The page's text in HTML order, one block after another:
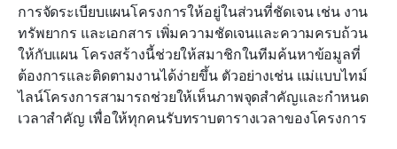
การจัดระเบียบแผนโครงการให้อยู่ในส่วนที่ชัดเจน เช่น งาน
ทรัพยากร และเอกสาร เพิ่มความชัดเจนและความครบถ้วน
ให้กับแผน โครงสร้างนี้ช่วยให้สมาชิกในทีมค้นหาข้อมูลที่
ต้องการและติดตามงานได้ง่ายขึ้น ตัวอย่างเช่น แม่แบบไทม์
ไลน์โครงการสามารถช่วยให้เห็นภาพจุดสำคัญและกำหนด
เวลาสำคัญ เพื่อให้ทุกคนรับทราบตารางเวลาของโครงการ